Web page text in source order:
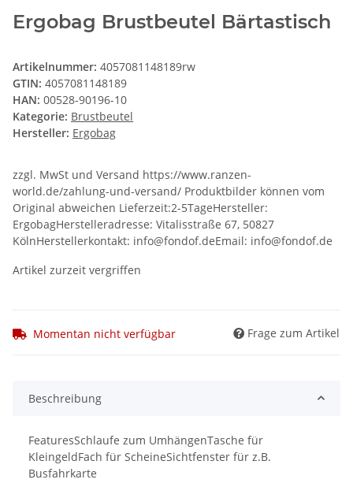
Ergobag Brustbeutel Bärtastisch
Artikelnummer: 4057081148189rw
GTIN: 4057081148189
HAN: 00528-90196-10
Kategorie: Brustbeutel
Hersteller: Ergobag
zzgl. MwSt und Versand https://www.ranzen-
world.de/zahlung-und-versand/ Produktbilder können vom
Original abweichen Lieferzeit:2-5TageHersteller:
ErgobagHerstelleradresse: Vitalisstraße 67, 50827
KölnHerstellerkontakt: info@fondof.deEmail: info@fondof.de
Artikel zurzeit vergriffen
Momentan nicht verfügbar Frage zum Artikel
Beschreibung
FeaturesSchlaufe zum UmhängenTasche für
KleingeldFach für ScheineSichtfenster für z.B.
Busfahrkarte